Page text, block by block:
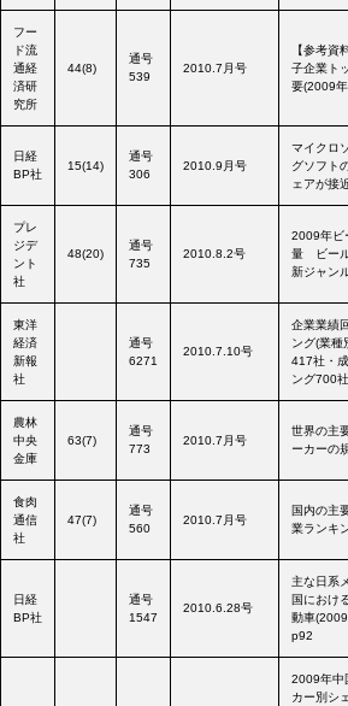
フー
ド流
通経
済研
究所
44(8)
通号
539
2010.7月号
【参考資
子企業ト
要(2009
日経
BP社
15(14)
通号
306
2010.9月号
マイクロ
グソフト
ェアが接
プレ
ジデ
ント
社
48(20)
通号
735
2010.8.2号
2009年ビ
量 ビー
新ジャン
東洋
経済
新報
社
通号
6271
2010.7.10号
企業業績
ング(業種
417社・
ング700
農林
中央
金庫
63(7)
通号
773
2010.7月号
世界の主
ーカー
食肉
通信
社
47(7)
通号
560
2010.7月号
国内の主
業ランキ
日経
BP社
通号
1547
2010.6.28号
主な日系
国におけ
動車
p92
2009年中
カー別